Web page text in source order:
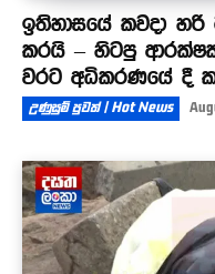
ඉතිහාසයේ කවදා
කරයි – හිටපු
වරට අධිකරණයේ දී
උණුසුම් පුවත් | Hot News